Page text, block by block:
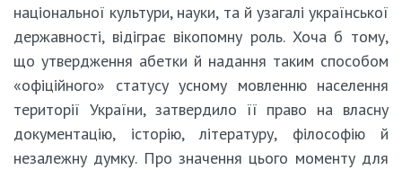
національної культури, науки, та й узагалі української
державності, відіграє вікопомну роль. Хоча б тому,
що утвердження абетки й надання таким способом
«офіційного» статусу усному мовленню населення
території України, затвердило її право на власну
документацію, історію, літературу, філософію й
незалежну думку. Про значення цього моменту для